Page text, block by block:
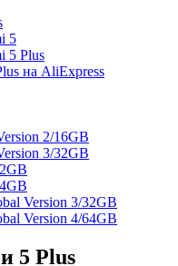
5
5 Plus
на AliExpress
2/16GB
3/32GB
Version 3/32GB
Version 4/64GB
5 Plus